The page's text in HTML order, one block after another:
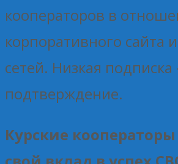
кооператоров в
корпоративного сайта
сетей. Низкая подписка
подтверждение.
Курские